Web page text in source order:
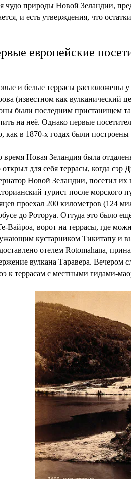
чудо природы Новой Зеландии,
и есть утверждения, что
европейские
и белые террасы расположены
(известном как вулканический
были последним пристанищем
на неё. Однако первые
как в 1870-х годах были
время Новая Зеландия была
для себя террасы, когда сэр
Новой Зеландии, посетил их
турист после морского
проехал 200 километров (124
до Роторуа. Оттуда это было
Вайроа, ворот на террасы, где
кустарником Тикитапу и
отелем Rotomahana,
вулкана Таравера. Вечером
к террасам с местными гидами-